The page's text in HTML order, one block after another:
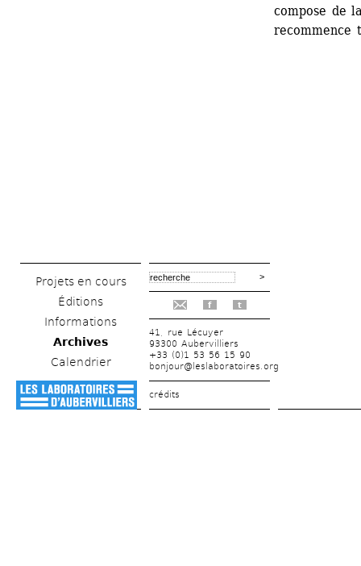
Projets en cours
Éditions
Informations
Archives
Calendrier
f t
41, rue Lécuyer
93300 Aubervilliers
+33 (0)1 53 56 15 90
bonjour@leslaboratoires.org
crédits
compose de
recommence